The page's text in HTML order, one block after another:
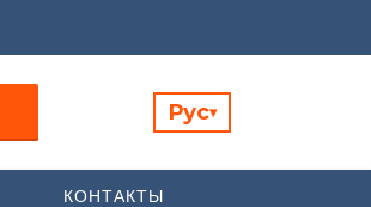
Рус▾
КОНТАКТЫ